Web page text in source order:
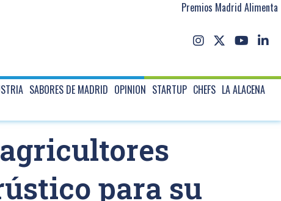
Premios Madrid Alimenta
SABORES DE MADRID OPINION STARTUP CHEFS LA ALACENA
para su